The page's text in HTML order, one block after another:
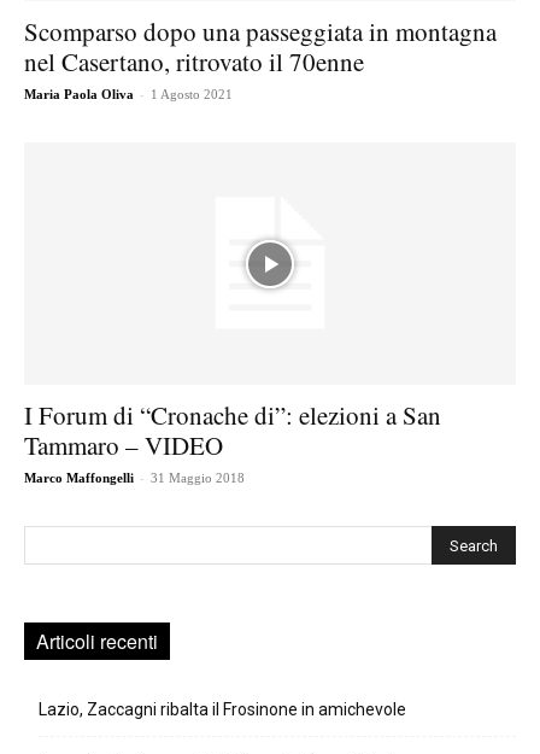
Scomparso dopo una passeggiata in montagna
nel Casertano, ritrovato il 70enne
Maria Paola Oliva - 1 Agosto 2021
I Forum di “Cronache di”: elezioni a San
Tammaro – VIDEO
Marco Maffongelli - 31 Maggio 2018
Articoli recenti
Lazio, Zaccagni ribalta il Frosinone in amichevole